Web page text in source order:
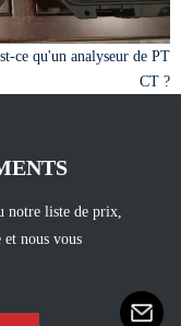
ce qu'un analyseur de PT
CT ?
notre liste de prix,
et nous vous